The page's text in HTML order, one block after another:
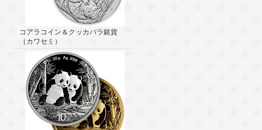
コアラコイン＆クッカバラ銀貨
（カワセミ）